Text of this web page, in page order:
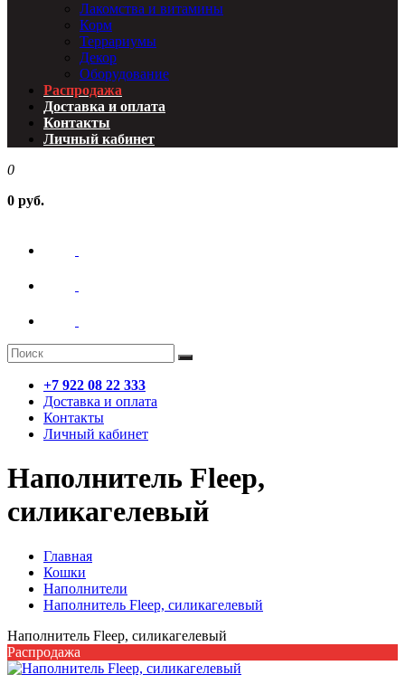
Лакомства и витамины
Корм
Террариумы
Декор
Оборудование
Распродажа
Доставка и оплата
Контакты
Личный кабинет
0
0 руб.
+7 922 08 22 333
Доставка и оплата
Контакты
Личный кабинет
Наполнитель Fleep,
силикагелевый
Главная
Кошки
Наполнители
Наполнитель Fleep, силикагелевый
Наполнитель Fleep, силикагелевый
Распродажа